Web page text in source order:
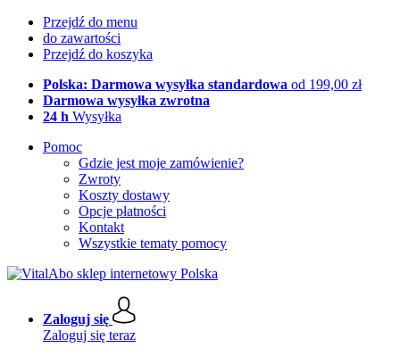
Przejdź do menu
do zawartości
Przejdź do koszyka
Polska: Darmowa wysyłka standardowa od 199,00 zł
Darmowa wysyłka zwrotna
24 h Wysyłka
Pomoc
Gdzie jest moje zamówienie?
Zwroty
Koszty dostawy
Opcje płatności
Kontakt
Wszystkie tematy pomocy
Zaloguj się
Zaloguj się teraz